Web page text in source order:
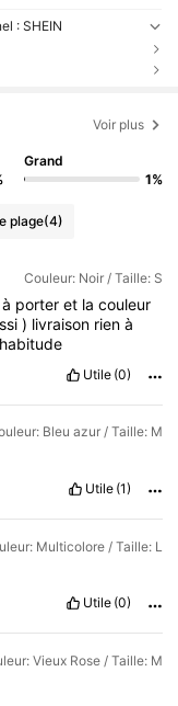
: SHEIN
Voir plus
Grand
1%
plage(4)
Couleur: Noir / Taille: S
à porteret lacouleur
) livraison rienà
habitude
Utile (0)
Bleu azur / Taille: M
Utile (1)
Multicolore / Taille: L
Utile (0)
Vieux Rose / Taille: M